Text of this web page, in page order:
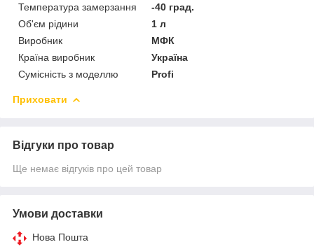
Температура замерзання
-40 град.
Об'єм рідини
1 л
Виробник
МФК
Країна виробник
Україна
Сумісність з моделлю
Profi
Приховати
Відгуки про товар
Ще немає відгуків про цей товар
Умови доставки
Нова Пошта